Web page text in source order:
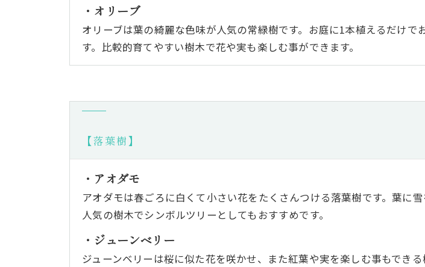
・オリーブ
オリーブは葉の綺麗な色味が人気の常緑樹です。お庭に1本植えるだけ
す。比較的育てやすい樹木で花や実も楽しむ事ができます。
【落葉樹】
・アオダモ
アオダモは春ごろに白くて小さい花をたくさんつける落葉樹です。葉に
人気の樹木でシンボルツリーとしてもおすすめです。
・ジューンベリー
ジューンベリーは桜に似た花を咲かせ、また紅葉や実を楽しむ事もでき